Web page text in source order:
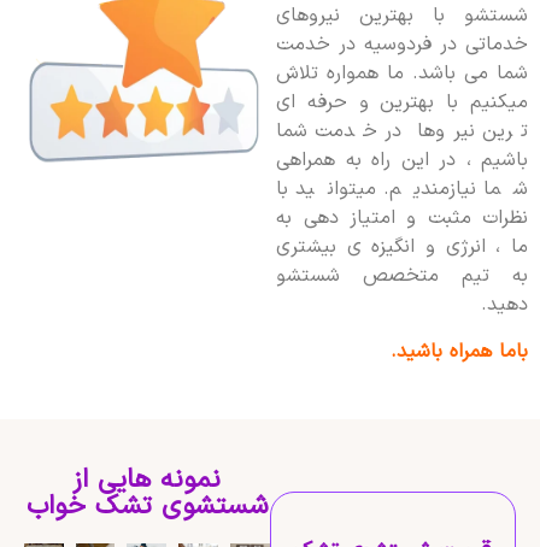
شستشو با بهترین نیروهای
خدماتی در فردوسیه در خدمت
شما می باشد. ما همواره تلاش
میکنیم با بهترین و حرفه ای
ترین نیروها در خدمت شما
باشیم ، در این راه به همراهی
شما نیازمندیم. میتوانید با
نظرات مثبت و امتیاز دهی به
ما ، انرژی و انگیزه ی بیشتری
به تیم متخصص شستشو
دهید.
باما همراه باشید.
نمونه هایی از
شستشوی تشک خواب